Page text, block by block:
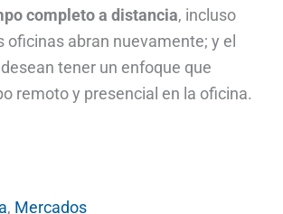
completo a distancia, incluso
oficinas abran nuevamente; y el
tener un enfoque que
remoto y presencial en la oficina.
, Mercados